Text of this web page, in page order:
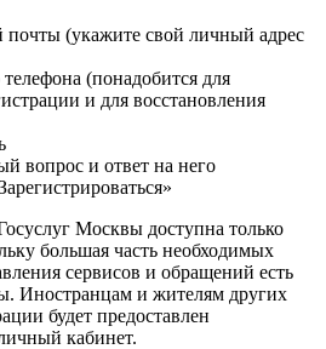
почты (укажите свой личный адрес
(понадобится для
и для восстановления
вопрос и ответ на него
Москвы доступна только
большая часть необходимых
сервисов и обращений есть
Иностранцам и жителям других
будет предоставлен
кабинет.